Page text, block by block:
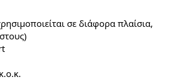
σε διάφορα πλαίσια,